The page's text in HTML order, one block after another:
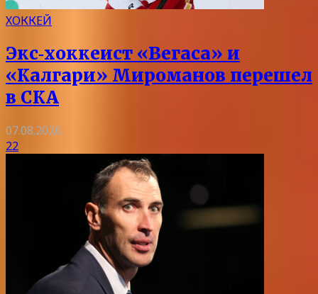
ХОККЕЙ
Экс‑хоккеист «Вегаса» и
«Калгари» Мироманов перешел
в СКА
07.08.2026
22